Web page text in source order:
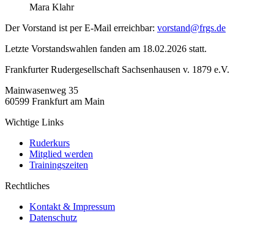
Mara Klahr
Der Vorstand ist per E-Mail erreichbar: vorstand@frgs.de
Letzte Vorstandswahlen fanden am 18.02.2026 statt.
Frankfurter Rudergesellschaft Sachsenhausen v. 1879 e.V.
Mainwasenweg 35
60599 Frankfurt am Main
Wichtige Links
Ruderkurs
Mitglied werden
Trainingszeiten
Rechtliches
Kontakt & Impressum
Datenschutz